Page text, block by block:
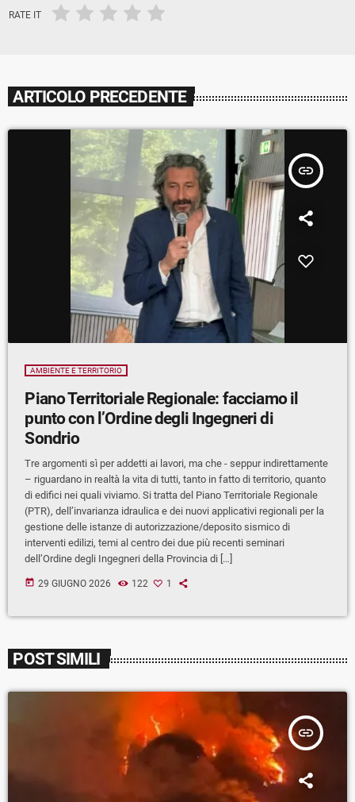
RATE IT
ARTICOLO PRECEDENTE
insert_link
AMBIENTE E TERRITORIO
Piano Territoriale Regionale: facciamo il
punto con l’Ordine degli Ingegneri di
Sondrio
Tre argomenti sì per addetti ai lavori, ma che - seppur indirettamente
– riguardano in realtà la vita di tutti, tanto in fatto di territorio, quanto
di edifici nei quali viviamo. Si tratta del Piano Territoriale Regionale
(PTR), dell’invarianza idraulica e dei nuovi applicativi regionali per la
gestione delle istanze di autorizzazione/deposito sismico di
interventi edilizi, temi al centro dei due più recenti seminari
dell’Ordine degli Ingegneri della Provincia di […]
today 29 GIUGNO 2026 122 1
POST SIMILI
insert_link